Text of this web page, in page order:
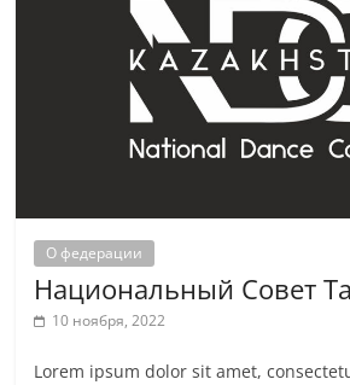
О федерации
Национальный Совет
10 ноября, 2022
Lorem ipsum dolor sit amet,